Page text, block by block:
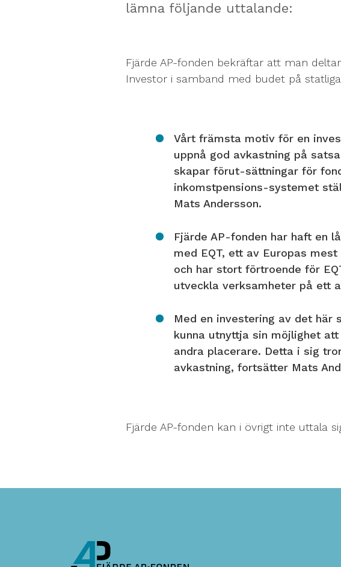
lämna följande uttalande:
Fjärde AP-fonden bekräftar att man
Investor i samband med budet på statliga
Vårt främsta motiv för en
uppnå god avkastning på
skapar förut-sättningar för
inkomstpensions-systemet
Mats Andersson.
Fjärde AP-fonden har haft en
med EQT, ett av Europas
och har stort förtroende för
utveckla verksamheter på ett
Med en investering av det här
kunna utnyttja sin möjlighet
andra placerare. Detta i sig
avkastning, fortsätter Mats
Fjärde AP-fonden kan i övrigt inte uttala